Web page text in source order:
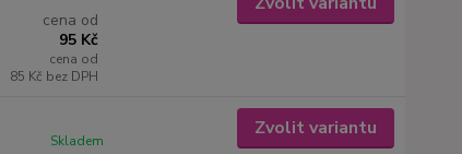
cena od
95 Kč
cena od
85 Kč bez DPH
Skladem
Zvolit variantu